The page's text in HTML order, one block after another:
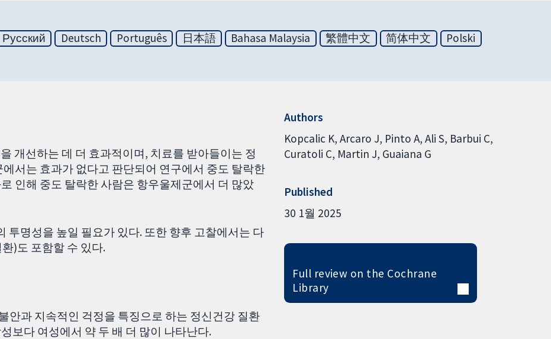
Русский Deutsch Português 日本語 Bahasa Malaysia 繁體中文 简体中文
Polski
개선하는 데 더 효과적이며, 치료를 받아들이는 정
서는 효과가 없다고 판단되어 연구에서 중도 탈락한
인해 중도 탈락한 사람은 항우울제군에서 더 많았
투명성을 높일 필요가 있다. 또한 향후 고찰에서는 다
)도 포함할 수 있다.
안과 지속적인 걱정을 특징으로 하는 정신건강 질환
보다 여성에서 약 두 배 더 많이 나타난다.
Authors
Kopcalic K Arcaro J Pinto A Ali S Barbui C
Curatoli C Martin J Guaiana G
Published
30 1월 2025
Full review on the Cochrane
Library